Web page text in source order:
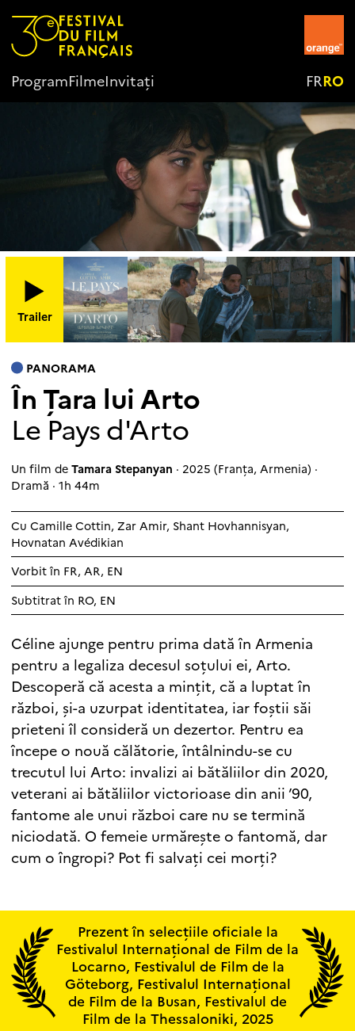
ProgramFilmeInvitați FRRO
Trailer
PANORAMA
În Țara lui Arto
Le Pays d'Arto
Un film deTamara Stepanyan · 2025 (Franța, Armenia) ·
Dramă · 1h 44m
CuCamille Cottin,Zar Amir, Shant Hovhannisyan,
Hovnatan Avédikian
Vorbit în FR, AR, EN
Subtitrat în RO, EN
Céline ajunge pentru prima dată în Armenia
pentru a legaliza decesul soțului ei, Arto.
Descoperă că acesta a mințit, că a luptat în
război, și-a uzurpat identitatea, iar foștii săi
prieteni îl consideră un dezertor. Pentru ea
începe o nouă călătorie, întâlnindu-se cu
trecutul lui Arto: invalizi ai bătăliilor din 2020,
veterani ai bătăliilor victorioase din anii ’90,
fantome ale unui război care nu se termină
niciodată. O femeie urmărește o fantomă, dar
cum o îngropi? Pot fi salvați cei morți?
Prezent în selecțiile oficiale la
Festivalul Internațional de Film de la
Locarno, Festivalul de Film de la
Göteborg, Festivalul Internațional
de Film de la Busan, Festivalul de
Film de la Thessaloniki, 2025